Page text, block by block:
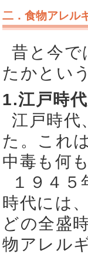
二．食物アレル
昔と今で
たかとい
1.江戸時
江戸時代
た。これ
中毒も何
１９４
時代には
どの全盛
物アレル